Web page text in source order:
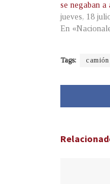
se negaban a
jueves, 18
En
Tags: